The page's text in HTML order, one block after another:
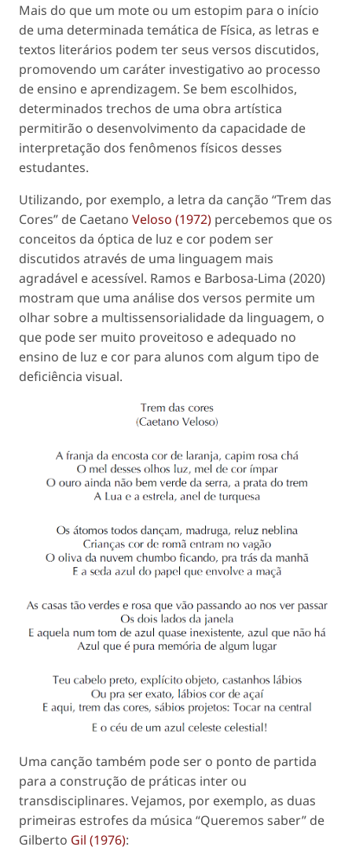
Mais do que um mote ou um estopim para o início
de uma determinada temática de Física, as letras e
textos literários podem ter seus versos discutidos,
promovendo um caráter investigativo ao processo
de ensino e aprendizagem. Se bem escolhidos,
determinados trechos de uma obra artística
permitirão o desenvolvimento da capacidade de
interpretação dos fenômenos físicos desses
estudantes.
Utilizando, por exemplo, a letra da canção “Trem das
Cores” de Caetano Veloso (1972) percebemos que os
conceitos da óptica de luz e cor podem ser
discutidos através de uma linguagem mais
agradável e acessível. Ramos e Barbosa-Lima (2020)
mostram que uma análise dos versos permite um
olhar sobre a multissensorialidade da linguagem, o
que pode ser muito proveitoso e adequado no
ensino de luz e cor para alunos com algum tipo de
deficiência visual.
Uma canção também pode ser o ponto de partida
para a construção de práticas inter ou
transdisciplinares. Vejamos, por exemplo, as duas
primeiras estrofes da música “Queremos saber” de
Gilberto Gil (1976):